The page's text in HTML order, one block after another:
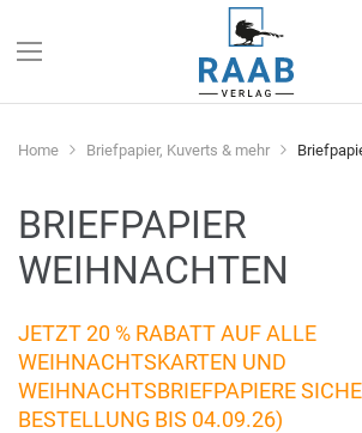
Home Briefpapier, Kuverts & mehr
BRIEFPAPIER
WEIHNACHTEN
JETZT 20 % RABATT AUF ALLE
WEIHNACHTSKARTEN UND
WEIHNACHTSBRIEFPAPIERE
BESTELLUNG BIS 04.09.26)